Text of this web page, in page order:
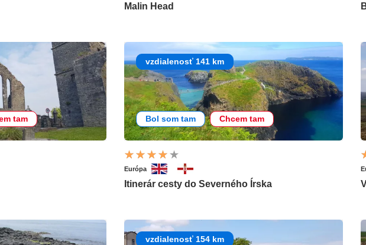
Malin Head
tam
vzdialenosť 141 km
Bol som tam Chcem tam
Európa
Itinerár cesty do Severného Írska
vzdialenosť 154 km